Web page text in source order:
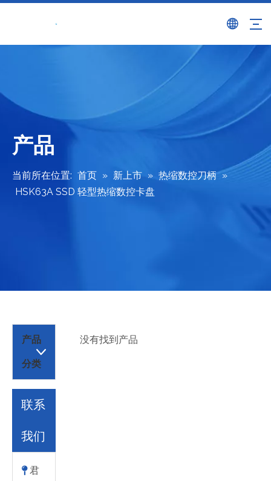
产品
当前所在位置: 首页 » 新上市 » 热缩数控刀柄 »
HSK63A SSD 轻型热缩数控卡盘
产品
分类
联系
我们
君
没有找到产品